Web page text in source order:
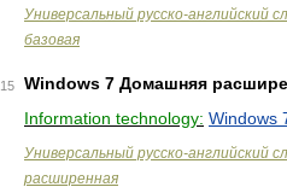
Универсальный русско-английский
базовая
15
Windows 7 Домашняя
Information technology: Windows
Универсальный русско-английский
расширенная